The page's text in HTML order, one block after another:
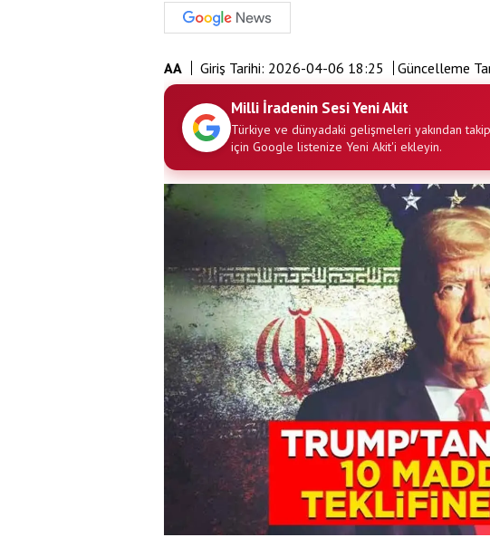
AA Giriş Tarihi: 2026-04-06 18:25 Güncelleme
Milli İradenin Sesi Yeni Akit
Türkiye ve dünyadaki gelişmeleri yakından
için Google listenize Yeni Akit'i ekleyin.